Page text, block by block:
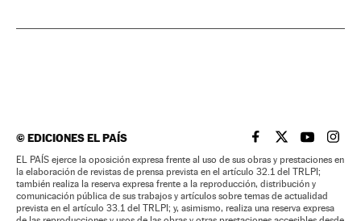
©EDICIONES EL PAÍS EL PAÍS BRASIL EN
EL PAÍSEL PAÍS
EL
EL PAÍS ejerce la oposición expresa frente al uso de sus obras y prestaciones en
la elaboración de revistas de prensa prevista en el artículo 32.1 del TRLPI;
también realiza la reserva expresa frente a la reproducción, distribución y
comunicación pública de sus trabajos y artículos sobre temas de actualidad
prevista en el artículo 33.1 del TRLPI; y, asimismo, realiza una reserva expresa